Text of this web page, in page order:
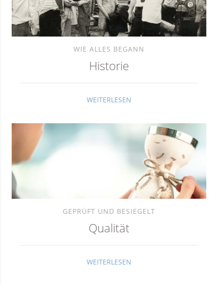
WIE ALLES BEGANN
Historie
WEITERLESEN
GEPRÜFT UND BESIEGELT
Qualität
WEITERLESEN